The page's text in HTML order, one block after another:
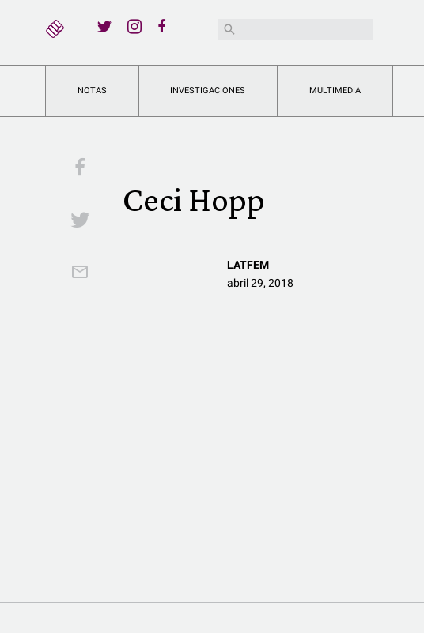
YouTubeBuscar:
NOTAS INVESTIGACIONES MULTIMEDIA
Ceci Hopp
LATFEM
abril 29, 2018